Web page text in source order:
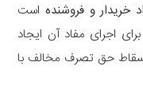
خریدار و فروشندهاست
برای اجرای مفاد آن ایجاد
حق تصرف مخالف با